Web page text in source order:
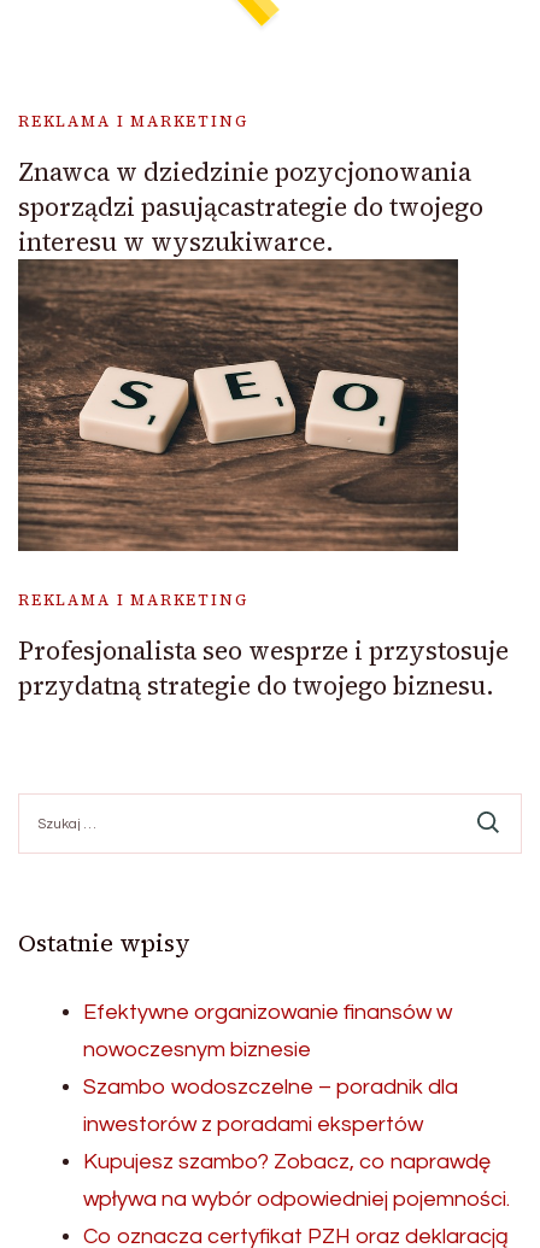
REKLAMA I MARKETING
Znawca w dziedzinie pozycjonowania
sporządzi pasującastrategie do twojego
interesu w wyszukiwarce.
REKLAMA I MARKETING
Profesjonalista seo wesprze i przystosuje
przydatną strategie do twojego biznesu.
Ostatnie wpisy
Efektywne organizowanie finansów w
nowoczesnym biznesie
Szambo wodoszczelne – poradnik dla
inwestorów z poradami ekspertów
Kupujesz szambo? Zobacz, co naprawdę
wpływa na wybór odpowiedniej pojemności.
Co oznacza certyfikat PZH oraz deklaracją